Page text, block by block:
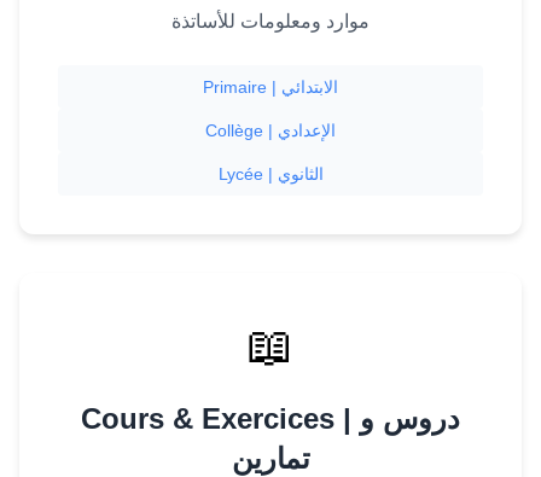
موارد ومعلومات للأساتذة
Primaire | الابتدائي
Collège | الإعدادي
Lycée | الثانوي
📖
Cours & Exercices | دروس و
تمارين